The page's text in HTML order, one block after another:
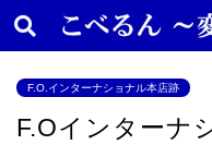
F.O.インターナショナル本店跡
F.Oインターナ